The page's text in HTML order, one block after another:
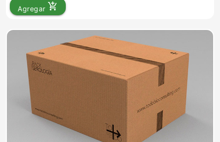
Agregar add_shopping_cart